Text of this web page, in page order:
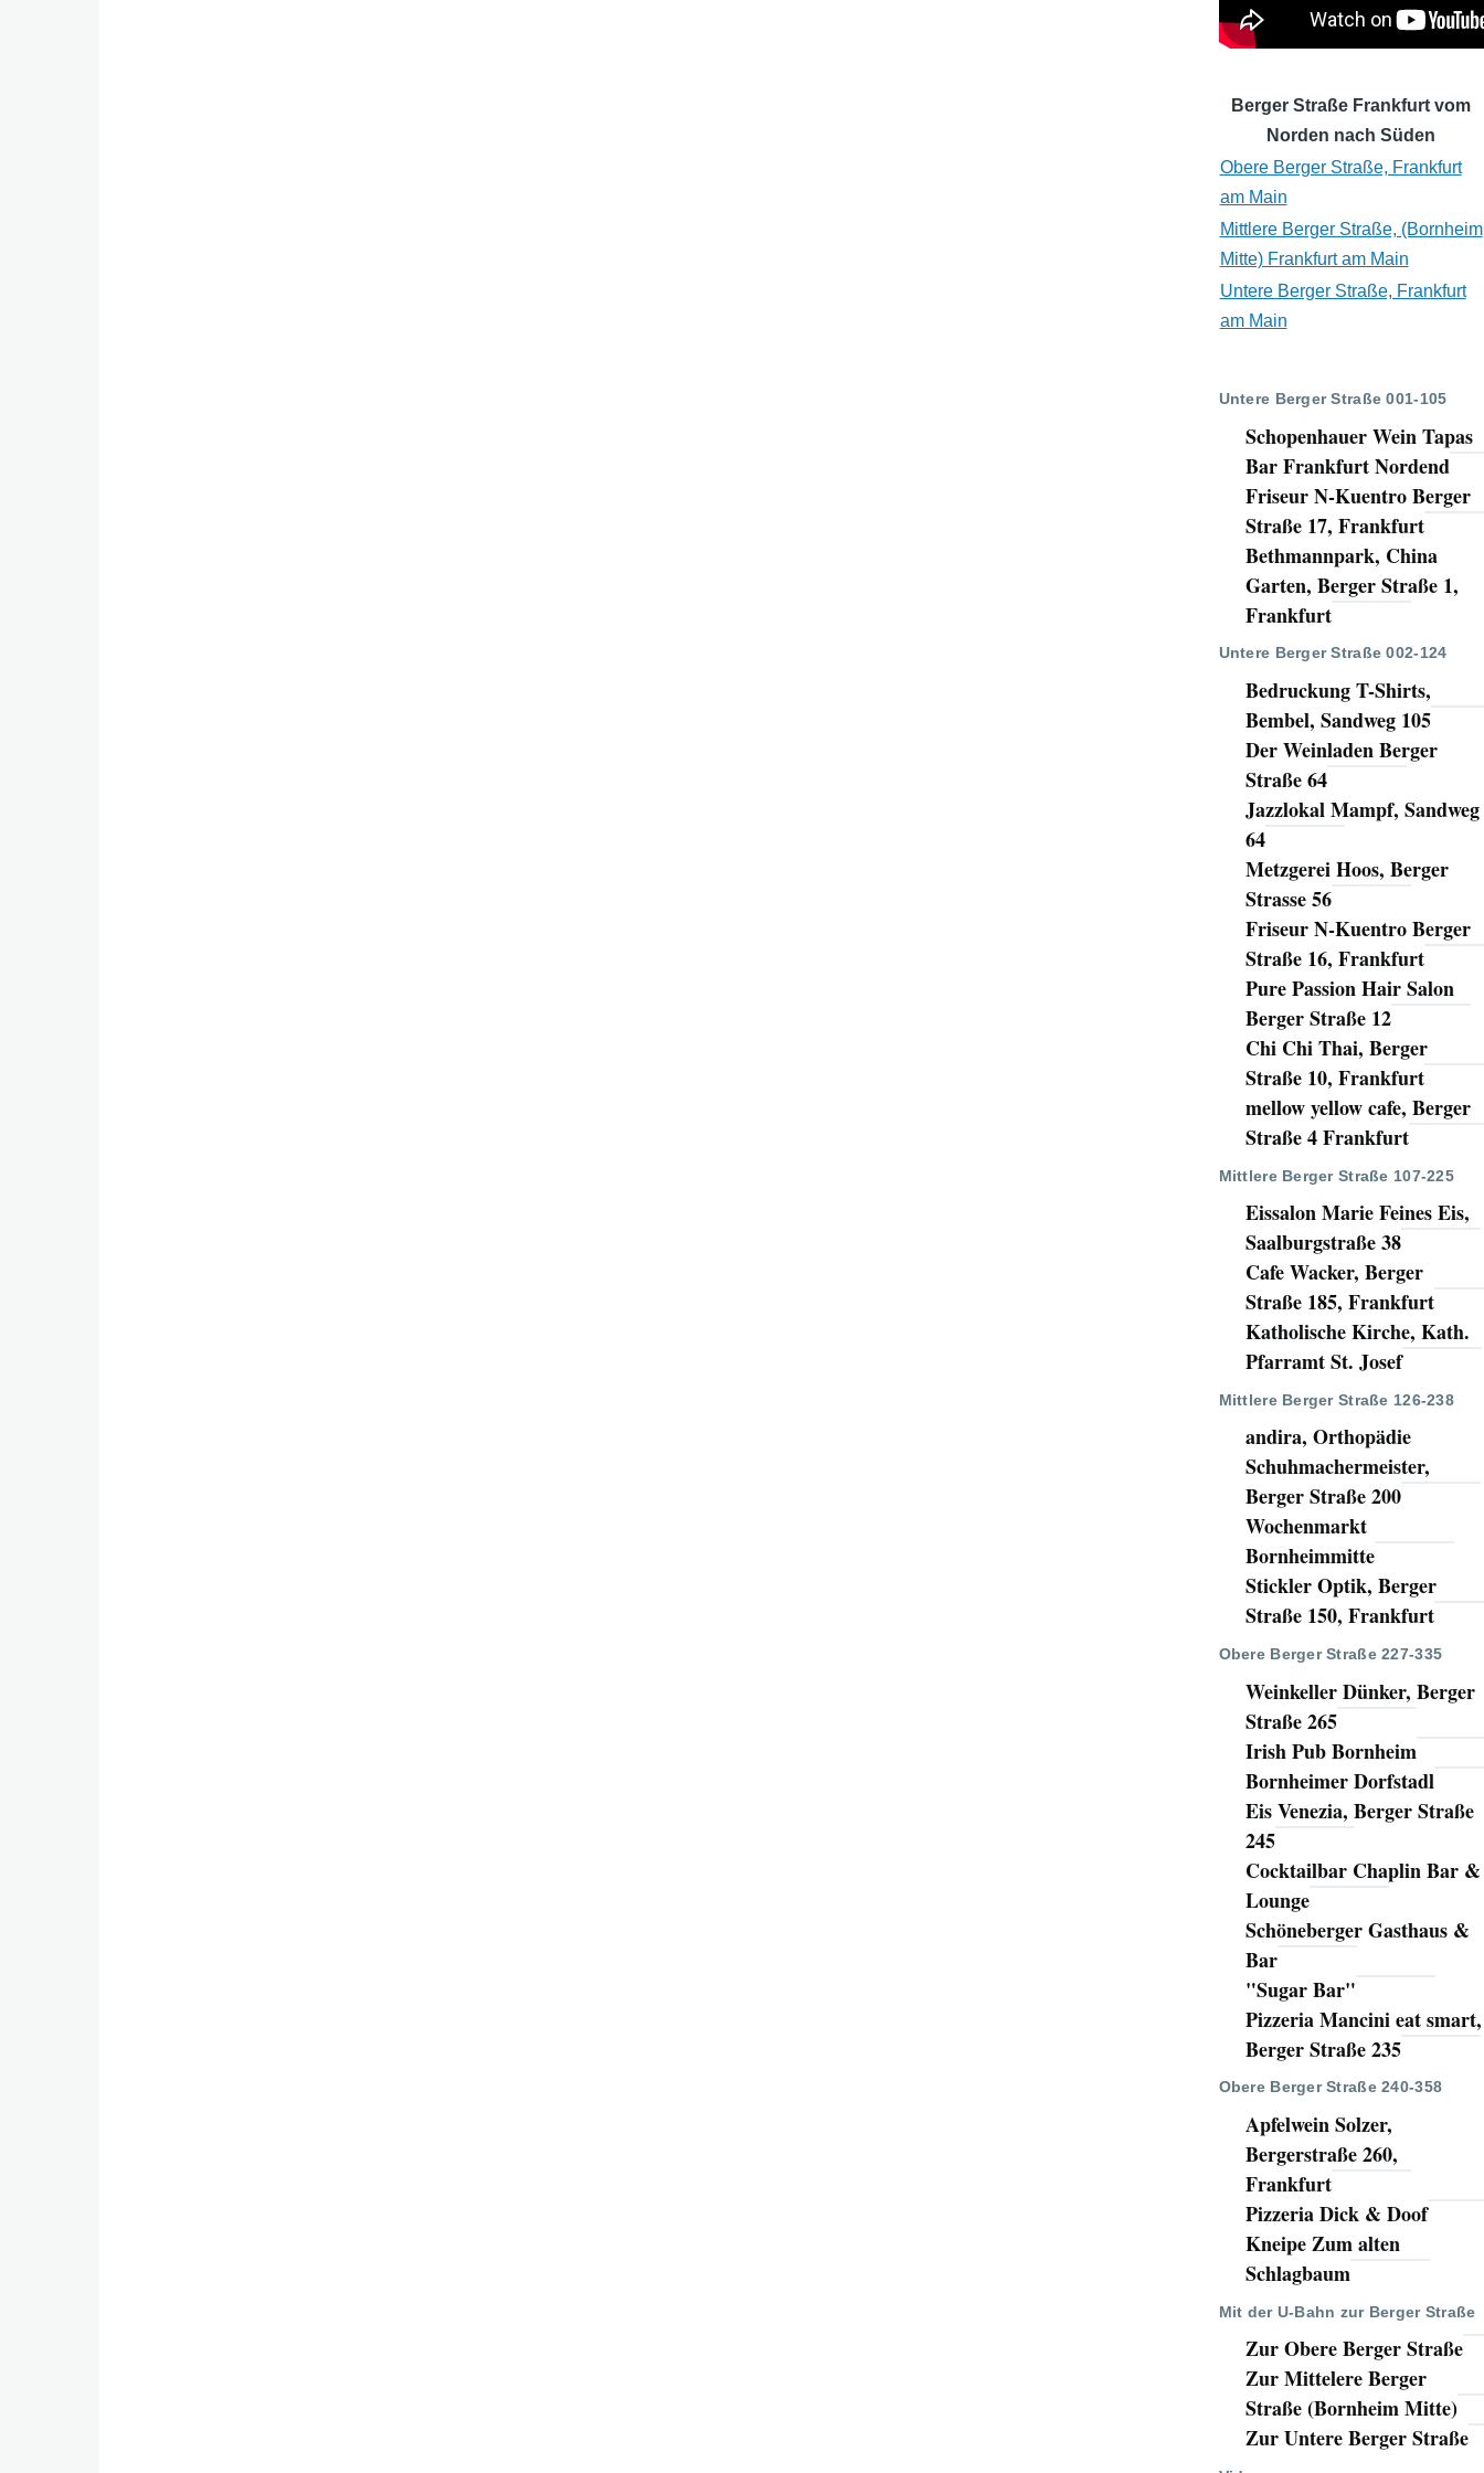
Berger Straße Frankfurt vom
Norden nach Süden
Obere Berger Straße, Frankfurt
am Main
Mittlere Berger Straße, (Bornheim
Mitte) Frankfurt am Main
Untere Berger Straße, Frankfurt
am Main
Untere Berger Straße 001-105
Schopenhauer Wein Tapas
Bar Frankfurt Nordend
Friseur N-Kuentro Berger
Straße 17, Frankfurt
Bethmannpark, China
Garten, Berger Straße 1,
Frankfurt
Untere Berger Straße 002-124
Bedruckung T-Shirts,
Bembel, Sandweg 105
Der Weinladen Berger
Straße 64
Jazzlokal Mampf, Sandweg
64
Metzgerei Hoos, Berger
Strasse 56
Friseur N-Kuentro Berger
Straße 16, Frankfurt
Pure Passion Hair Salon
Berger Straße 12
Chi Chi Thai, Berger
Straße 10, Frankfurt
mellow yellow cafe, Berger
Straße 4 Frankfurt
Mittlere Berger Straße 107-225
Eissalon Marie Feines Eis,
Saalburgstraße 38
Cafe Wacker, Berger
Straße 185, Frankfurt
Katholische Kirche, Kath.
Pfarramt St. Josef
Mittlere Berger Straße 126-238
andira, Orthopädie
Schuhmachermeister,
Berger Straße 200
Wochenmarkt
Bornheimmitte
Stickler Optik, Berger
Straße 150, Frankfurt
Obere Berger Straße 227-335
Weinkeller Dünker, Berger
Straße 265
Irish Pub Bornheim
Bornheimer Dorfstadl
Eis Venezia, Berger Straße
245
Cocktailbar Chaplin Bar &
Lounge
Schöneberger Gasthaus &
Bar
"Sugar Bar"
Pizzeria Mancini eat smart,
Berger Straße 235
Obere Berger Straße 240-358
Apfelwein Solzer,
Bergerstraße 260,
Frankfurt
Pizzeria Dick & Doof
Kneipe Zum alten
Schlagbaum
Mit der U-Bahn zur Berger Straße
Zur Obere Berger Straße
Zur Mittelere Berger
Straße (Bornheim Mitte)
Zur Untere Berger Straße